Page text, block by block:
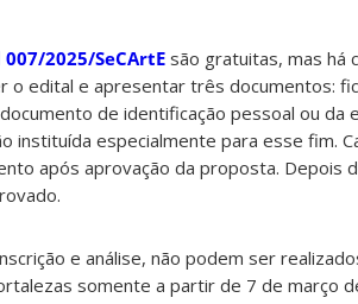
2025/SeCArtEsão gratuitas, mas há
o edital e apresentar três documentos:
de identificação pessoal ou
instituída especialmente para esse fim.
após aprovação da proposta. Depois
e análise, não podem ser
somente a partir de 7 de março